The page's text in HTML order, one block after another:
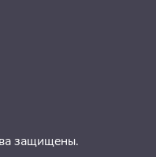
защищены.